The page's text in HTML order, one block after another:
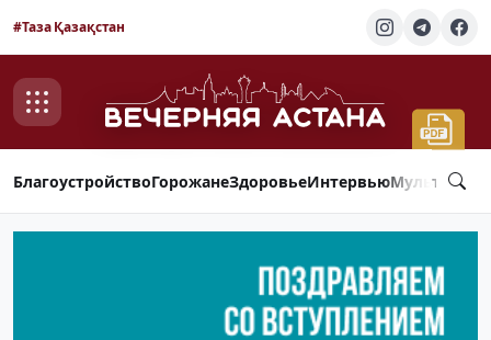
#Таза Қазақстан
БлагоустройствоГорожанеЗдоровьеИнтервью